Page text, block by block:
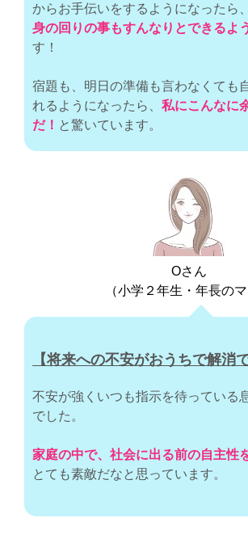
からお手伝いをするようになったら
身の回りの事もすんなりとできるよ
す！
宿題も、明日の準備も言わなくても
れるようになったら、 私にこんなに
だ！ と驚いています。
Oさん
（小学２年生・年長のマ
【将来への不安がおうちで解消
不安が強くいつも指示を待っている
でした。
家庭の中で、社会に出る前の自主性
とても素敵だなと思っています。